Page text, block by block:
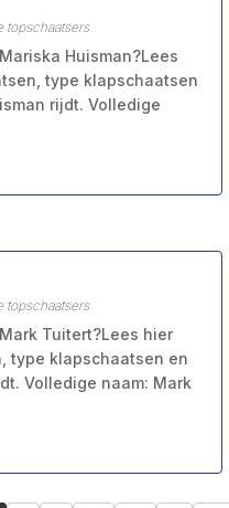
topschaatsers
Huisman?Lees
type klapschaatsen
rijdt. Volledige
topschaatsers
Tuitert?Lees hier
type klapschaatsen en
Volledige naam: Mark